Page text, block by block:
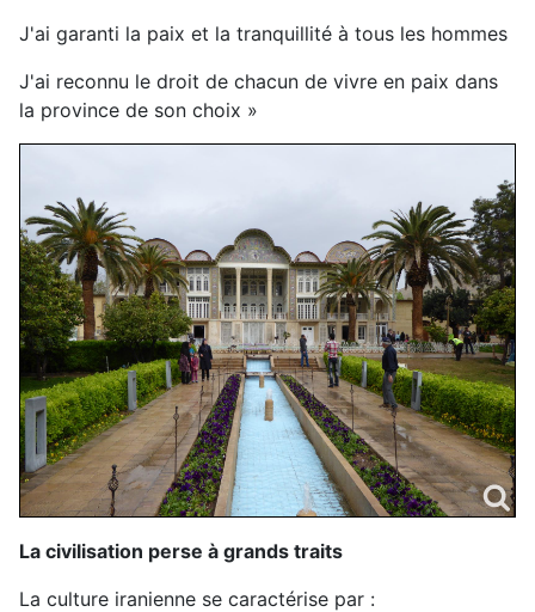
J'ai garanti la paix et la tranquillité à tous les hommes
J'ai reconnu le droit de chacun de vivre en paix dans
la province de son choix »
La civilisation perse à grands traits
La culture iranienne se caractérise par :